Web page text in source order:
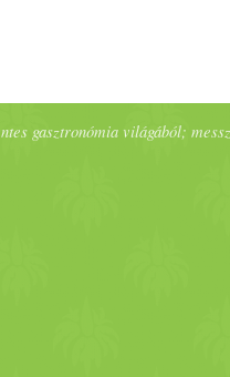
gasztronómia világából;